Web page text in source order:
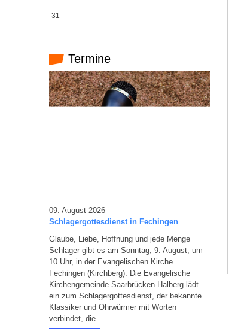
31
Termine
09. August 2026
Schlagergottesdienst in Fechingen
Glaube, Liebe, Hoffnung und jede Menge
Schlager gibt es am Sonntag, 9. August, um
10 Uhr, in der Evangelischen Kirche
Fechingen (Kirchberg). Die Evangelische
Kirchengemeinde Saarbrücken-Halberg lädt
ein zum Schlagergottesdienst, der bekannte
Klassiker und Ohrwürmer mit Worten
verbindet, die